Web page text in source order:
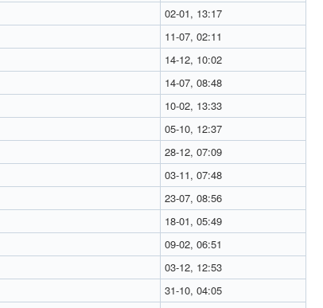
02-01, 13:17
11-07, 02:11
14-12, 10:02
14-07, 08:48
10-02, 13:33
05-10, 12:37
28-12, 07:09
03-11, 07:48
23-07, 08:56
18-01, 05:49
09-02, 06:51
03-12, 12:53
31-10, 04:05